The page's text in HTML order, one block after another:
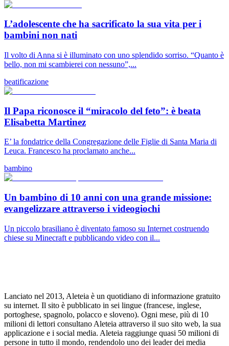
L’adolescente che ha sacrificato la sua vita per i
bambini non nati
Il volto di Anna si è illuminato con uno splendido sorriso. “Quanto è
bello, non mi scambierei con nessuno”,...
beatificazione
Il Papa riconosce il “miracolo del feto”: è beata
Elisabetta Martinez
E’ la fondatrice della Congregazione delle Figlie di Santa Maria di
Leuca. Francesco ha proclamato anche...
bambino
Un bambino di 10 anni con una grande missione:
evangelizzare attraverso i videogiochi
Un piccolo brasiliano è diventato famoso su Internet costruendo
chiese su Minecraft e pubblicando video con il...
Lanciato nel 2013, Aleteia è un quotidiano di informazione gratuito
su internet. Il sito è pubblicato in sei lingue (francese, inglese,
portoghese, spagnolo, polacco e sloveno). Ogni mese, più di 10
milioni di lettori consultano Aleteia attraverso il suo sito web, la sua
applicazione e i social media. Aleteia raggiunge quasi 50 milioni di
persone in tutto il mondo, rendendolo uno dei leader dei media